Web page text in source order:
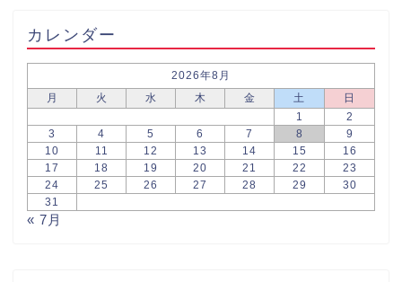
カレンダー
2026年8月
月
火 水 木 金 土
日
1
2
3
4 5 6 7 8
9
10
11 12 13 14 15
16
17
18 19 20 21 22
23
24
25 26 27 28 29
30
31
« 7月